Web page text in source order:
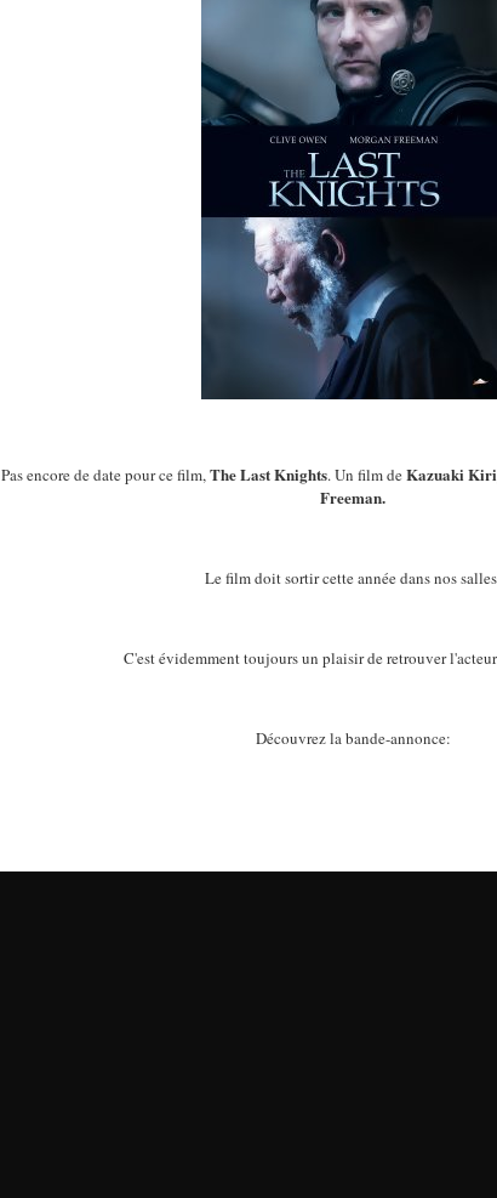
Pas encore de date pour ce film,The Last Knights. Un film deKazuaki
Freeman.
Le film doit sortir cette année dans nos
C'est évidemment toujours un plaisir de retrouver
Découvrez la bande-annonce: